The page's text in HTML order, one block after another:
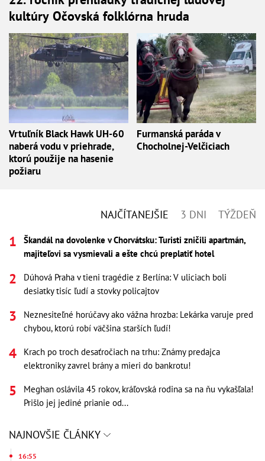
kultúry Očovská folklórna hruda
Vrtuľník Black Hawk UH-60
naberá vodu v priehrade,
ktorú použije na hasenie
požiaru
Furmanská paráda v
Chocholnej-Velčiciach
NAJČÍTANEJŠIE 3 DNI TÝŽDEŇ
Škandál na dovolenke v Chorvátsku: Turisti zničili apartmán,
majiteľovi sa vysmievali a ešte chcú preplatiť hotel
Dúhová Praha v tieni tragédie z Berlína: V uliciach boli
desiatky tisíc ľudí a stovky policajtov
Neznesiteľné horúčavy ako vážna hrozba: Lekárka varuje pred
chybou, ktorú robí väčšina starších ľudí!
Krach po troch desaťročiach na trhu: Známy predajca
elektroniky zavrel brány a mieri do bankrotu!
Meghan oslávila 45 rokov, kráľovská rodina sa na ňu vykašľala!
Prišlo jej jediné prianie od...
NAJNOVŠIE ČLÁNKY
16:55